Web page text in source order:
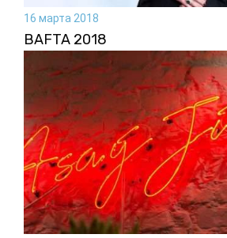
16 марта 2018
BAFTA 2018